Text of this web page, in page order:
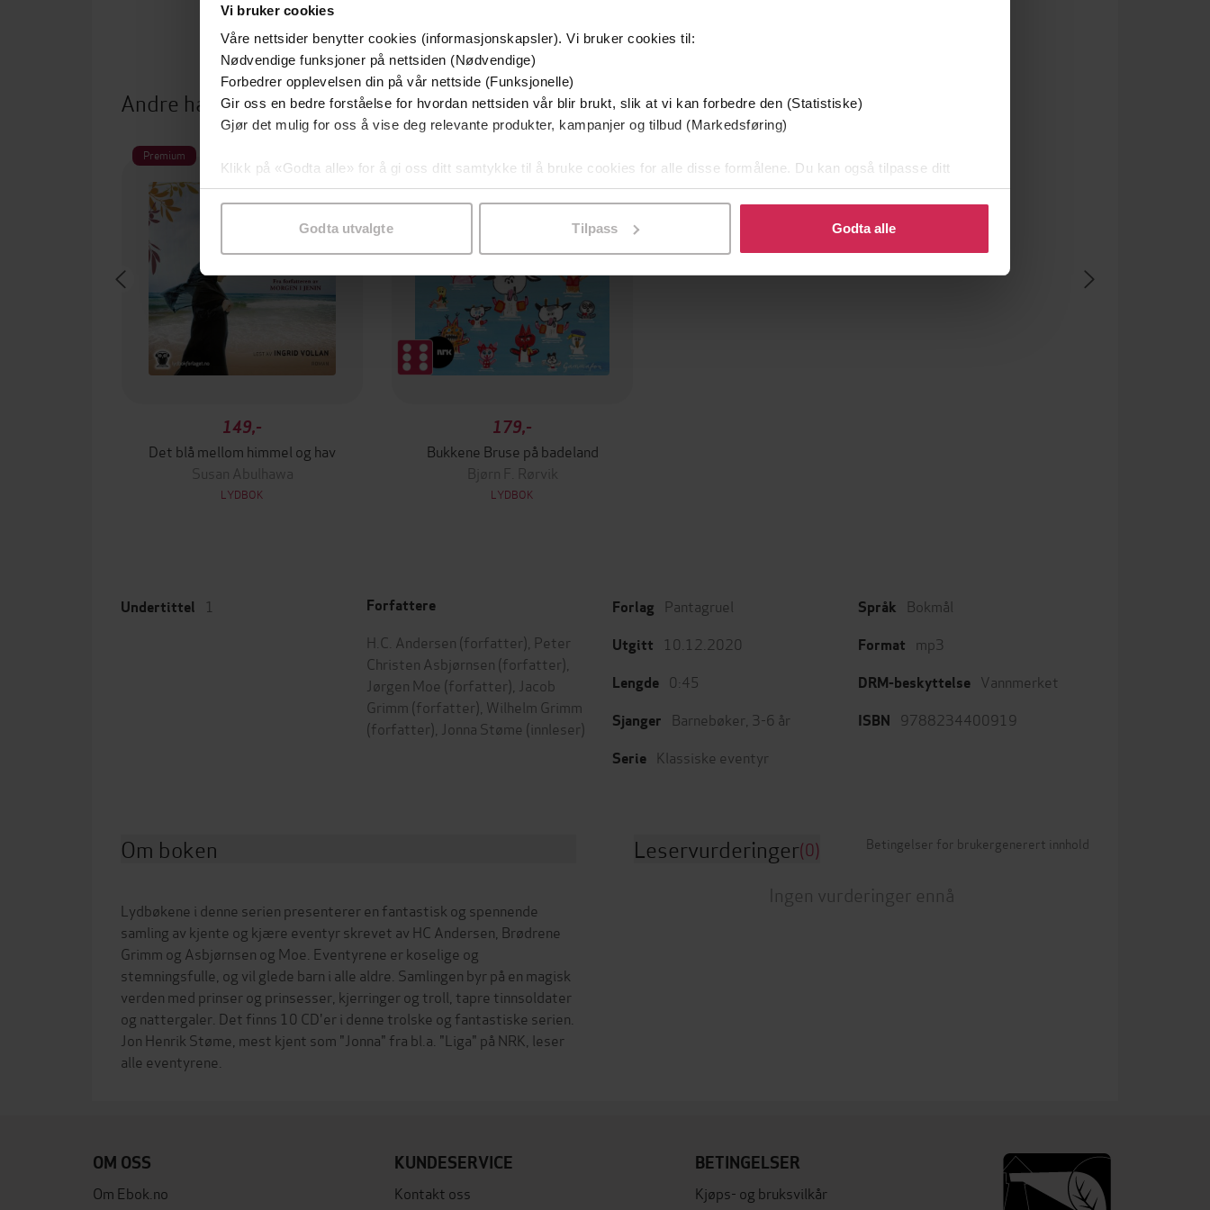
Vi bruker cookies
Våre nettsider benytter cookies (informasjonskapsler). Vi bruker cookies til:
Nødvendige funksjoner på nettsiden (Nødvendige)
Forbedrer opplevelsen din på vår nettside (Funksjonelle)
Gir oss en bedre forståelse for hvordan nettsiden vår blir brukt, slik at vi kan forbedre den (Statistiske)
Gjør det mulig for oss å vise deg relevante produkter, kampanjer og tilbud (Markedsføring)
Klikk på «Godta alle» for å gi oss ditt samtykke til å bruke cookies for alle disse formålene. Du kan også tilpasse ditt
samtykke til spesifikke formål ved å klikke på «Tilpass». Du kan når som helst trekke tilbake eller endre ditt samtykke.
Godta utvalgte Tilpass Godta alle
Andre har også kjøpt
Premium
149,-
Det blå mellom himmel og hav
Susan Abulhawa
LYDBOK
179,-
Bukkene Bruse på badeland
Bjørn F. Rørvik
LYDBOK
Undertittel 1 Forfattere
H.C. Andersen (forfatter), Peter
Christen Asbjørnsen (forfatter),
Jørgen Moe (forfatter), Jacob
Grimm (forfatter), Wilhelm Grimm
(forfatter), Jonna Støme (innleser)
Forlag Pantagruel
Utgitt 10.12.2020
Lengde 0:45
Sjanger Barnebøker 3-6 år
Serie Klassiske eventyr
Språk Bokmål
Format mp3
DRM-beskyttelse Vannmerket
ISBN 9788234400919
Om boken
Lydbøkene i denne serien presenterer en fantastisk og spennende
samling av kjente og kjære eventyr skrevet av HC Andersen, Brødrene
Grimm og Asbjørnsen og Moe. Eventyrene er koselige og
stemningsfulle, og vil glede barn i alle aldre. Samlingen byr på en magisk
verden med prinser og prinsesser, kjerringer og troll, tapre tinnsoldater
og nattergaler. Det finns 10 CD'er i denne trolske og fantastiske serien.
Jon Henrik Støme, mest kjent som "Jonna" fra bl.a. "Liga" på NRK, leser
Leservurderinger(0) Betingelser for brukergenerert innhold
Ingen vurderinger ennå
OM OSS
Om Ebok.no
KUNDESERVICE
Kontakt oss
BETINGELSER
Kjøps- og bruksvilkår